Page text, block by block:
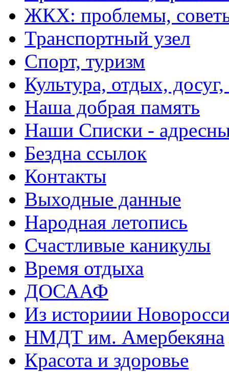
ЖКХ: проблемы,
Транспортный узел
Спорт, туризм
Культура, отдых,
Наша добрая память
Наши Списки -
Бездна ссылок
Контакты
Выходные данные
Народная летопись
Счастливые каникулы
Время отдыха
ДОСААФ
Из историии
НМДТ им. Амербекяна
Красота и здоровье